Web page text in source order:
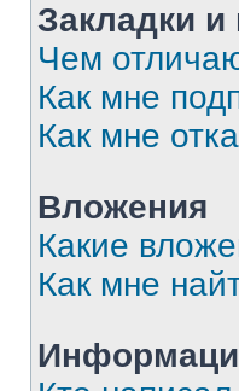
Закладки
Чем
Как мне
Как мне
Вложения
Какие
Как мне